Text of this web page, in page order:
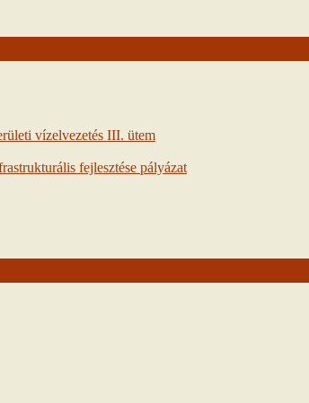
vízelvezetés III. ütem
fejlesztése pályázat